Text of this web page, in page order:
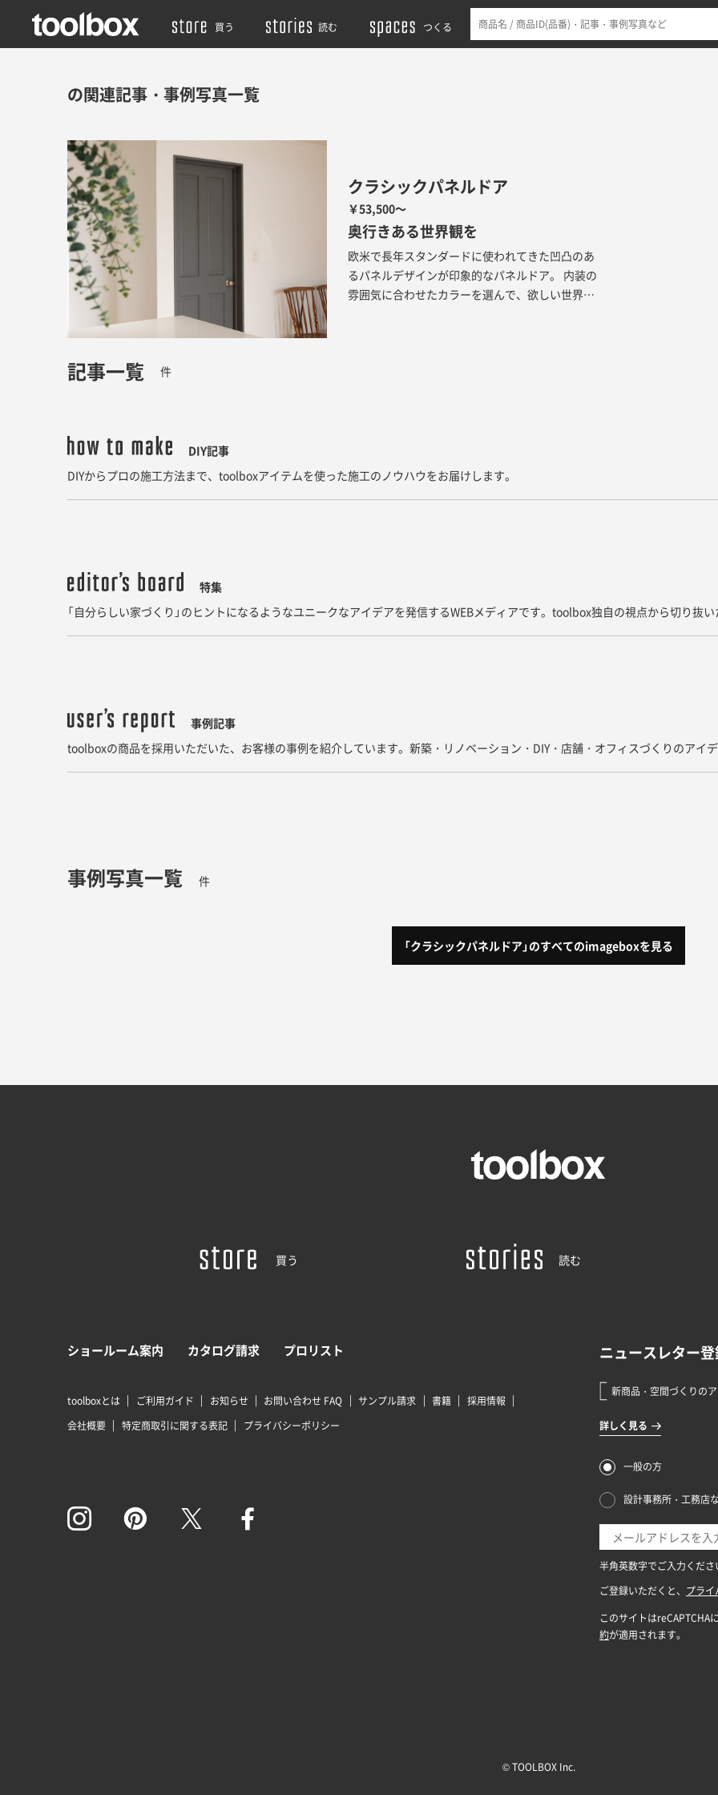
買う 読む つくる
の関連記事・事例写真一覧
クラシックパネルドア
￥53,500～
奥行きある世界観を
欧米で長年スタンダードに使われてきた凹凸のあ
るパネルデザインが印象的なパネルドア。 内装の
雰囲気に合わせたカラーを選んで、欲しい世界観
記事一覧 件
DIY記事
DIYからプロの施工方法まで、toolboxアイテムを使った施工のノウハウをお届けします。
特集
「自分らしい家づくり」のヒントになるようなユニークなアイデアを発信するWEBメディアです。toolbox独自の視点から切り抜
事例記事
toolboxの商品を採用いただいた、お客様の事例を紹介しています。新築・リノベーション・DIY・店舗・オフィスづくりのアイ
事例写真一覧 件
「クラシックパネルドア」 のすべてのimageboxを見る
買う 読む
ショールーム案内 カタログ請求 プロリスト
toolboxとは ご利用ガイド お知らせ お問い合わせ FAQ サンプル請求 書籍
採用情報
会社概要
特定商取引に関する表記 プライバシーポリシー
© TOOLBOX Inc.